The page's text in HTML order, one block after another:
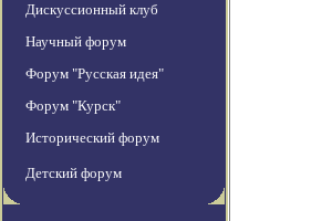
Дискуссионный клуб
Научный форум
Форум "Русская идея"
Форум "Курск"
Исторический форум
Детский форум